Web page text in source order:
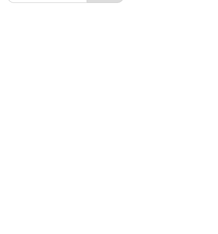
สำหรับ: